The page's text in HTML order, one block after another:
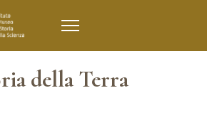
della Terra